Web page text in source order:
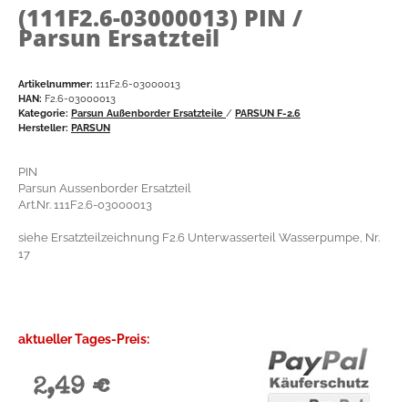
(111F2.6-03000013) PIN /
Parsun Ersatzteil
Artikelnummer: 111F2.6-03000013
HAN: F2.6-03000013
Kategorie: Parsun Außenborder Ersatzteile / PARSUN F-2.6
Hersteller: PARSUN
PIN
Parsun Aussenborder Ersatzteil
Art.Nr. 111F2.6-03000013
siehe Ersatzteilzeichnung F2.6 Unterwasserteil Wasserpumpe, Nr.
17
aktueller Tages-Preis:
2,49 €